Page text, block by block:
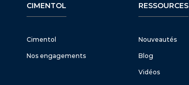
CIMENTOL
Cimentol
Nos engagements
RESSOURCES
Nouveautés
Blog
Vidéos